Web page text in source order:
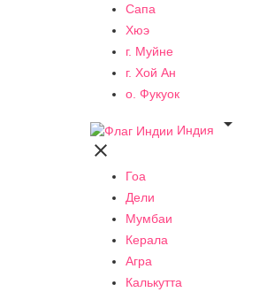
Сапа
Хюэ
г. Муйне
г. Хой Ан
о. Фукуок
Индия


Гоа
Дели
Мумбаи
Керала
Агра
Калькутта